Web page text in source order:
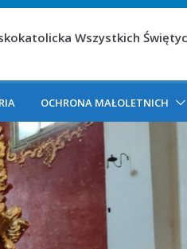
Wszystkich
OCHRONA MAŁOLETNICH